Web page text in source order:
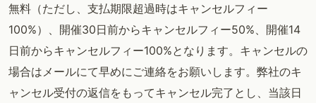
無料（ただし、支払期限超過時はキャンセルフィー
100%）、開催30日前からキャンセルフィー50%、開催14
日前からキャンセルフィー100%となります。キャンセルの
場合はメールにて早めにご連絡をお願いします。弊社のキ
ャンセル受付の返信をもってキャンセル完了とし、当該日